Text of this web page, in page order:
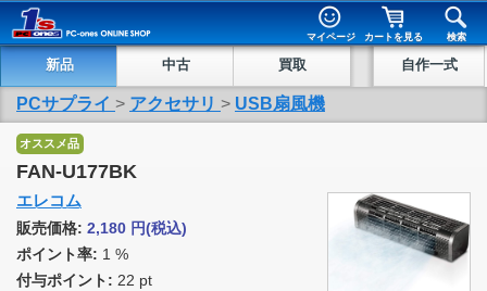
マイページ カートを見る 検索
新品 中古 買取 自作一式
PCサプライ > アクセサリ > USB扇風機
オススメ品
FAN-U177BK
エレコム
販売価格: 2,180 円(税込)
ポイント率: 1 %
付与ポイント: 22 pt